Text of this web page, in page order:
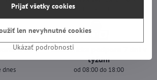
nad 60 € zadarmo
do
dnes
Zákaznícka podpora 7 dní v
týždni
od 08:00 do 18:00
Ukázať podrobnosti
Prijať všetky cookies
len nevyhnutné cookies